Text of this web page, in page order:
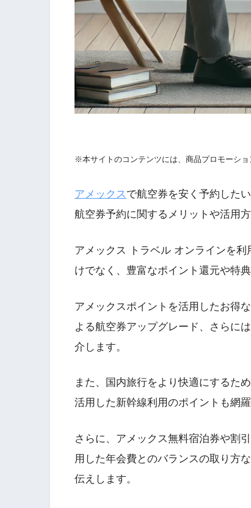
※本サイトのコンテンツには、商品プロモーショ
アメックスで航空券を安く予約した
航空券予約に関するメリットや活用
アメックス トラベル オンラインを
けでなく、豊富なポイント還元や特
アメックスポイントを活用したお得
よる航空券アップグレード、さらに
介します。
また、国内旅行をより快適にするた
活用した新幹線利用のポイントも網羅
さらに、アメックス無料宿泊券や割
用した年会費とのバランスの取り方
伝えします。